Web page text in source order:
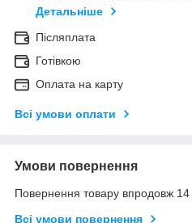
Детальніше
Післяплата
Готівкою
Оплата на карту
Всі умови оплати
Умови повернення
Повернення товару впродовж 14
Всі умови повернення